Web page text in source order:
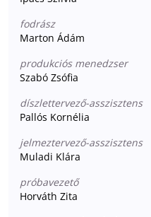
fodrász
Marton Ádám
produkciós menedzser
Szabó Zsófia
díszlettervező-asszisztens
Pallós Kornélia
jelmeztervező-asszisztens
Muladi Klára
próbavezető
Horváth Zita